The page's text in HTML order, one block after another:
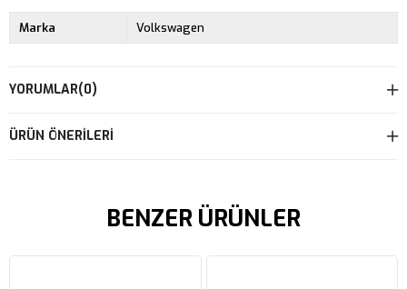
Marka Volkswagen
YORUMLAR(0)
ÜRÜN ÖNERILERI
BENZER ÜRÜNLER